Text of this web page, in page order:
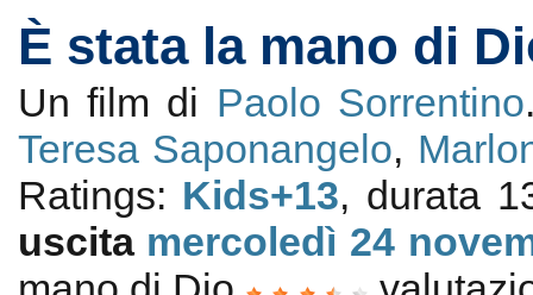
È stata la mano di
Un film di Paolo Sorrentino
Teresa Saponangelo,
Ratings: Kids+13, durata
uscita mercoledì 24